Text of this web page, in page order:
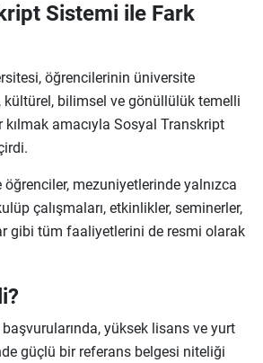
Sistemi ile Fark
öğrencilerinin üniversite
kültürel, bilimsel ve gönüllülük temelli
amacıyla Sosyal Transkript
mezuniyetlerinde yalnızca
çalışmaları, etkinlikler, seminerler,
gibi tüm faaliyetlerini de resmi olarak
yüksek lisans ve yurt
güçlü bir referans belgesi niteliği